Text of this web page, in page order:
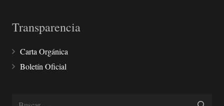
Transparencia
Carta Orgánica
Boletín Oficial
Buscar: